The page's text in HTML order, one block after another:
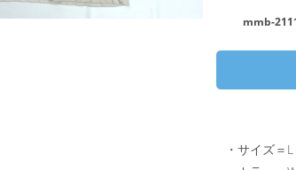
mmb-
・サイズ＝L